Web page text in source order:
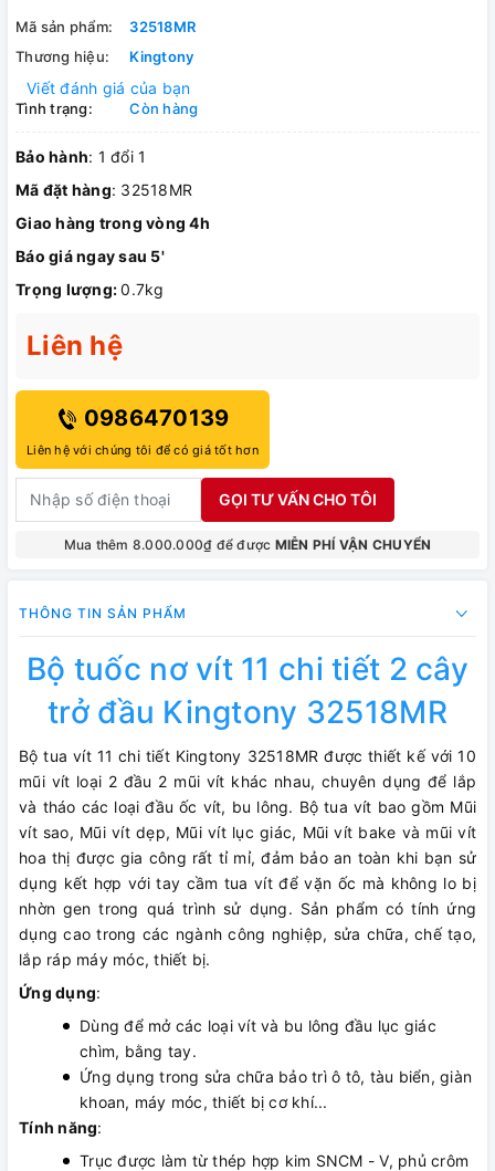
Mã sản phẩm:
32518MR
Thương hiệu:
Kingtony
Viết đánh giá của bạn
Tình trạng: Còn hàng
Bảo hành: 1 đổi 1
Mã đặt hàng: 32518MR
Giao hàng trong vòng 4h
Báo giá ngay sau 5'
Trọng lượng:0.7kg
Liên hệ
0986470139
Liên hệ với chúng tôi để có giá tốt hơn
GỌI TƯ VẤN CHO TÔI
Mua thêm 8.000.000₫ để được MIỄN PHÍ VẬN CHUYỂN
THÔNG TIN SẢN PHẨM
Bộ tuốc nơ vít 11 chi tiết 2 cây
trở đầu Kingtony 32518MR
Bộ tua vít 11 chi tiết Kingtony 32518MR được thiết kế với 10
mũi vít loại 2 đầu 2 mũi vít khác nhau, chuyên dụng để lắp
và tháo các loại đầu ốc vít, bu lông. Bộ tua vít bao gồm Mũi
vít sao, Mũi vít dẹp, Mũi vít lục giác, Mũi vít bake và mũi vít
hoa thị được gia công rất tỉ mỉ, đảm bảo an toàn khi bạn sử
dụng kết hợp với tay cầm tua vít để vặn ốc mà không lo bị
nhờn gen trong quá trình sử dụng. Sản phẩm có tính ứng
dụng cao trong các ngành công nghiệp, sửa chữa, chế tạo,
lắp ráp máy móc, thiết bị.
Ứng dụng:
Dùng để mở các loại vít và bu lông đầu lục giác
chìm, bằng tay.
Ứng dụng trong sửa chữa bảo trì ô tô, tàu biển, giàn
khoan, máy móc, thiết bị cơ khí...
Tính năng:
Trục được làm từ thép hợp kim SNCM - V, phủ crôm